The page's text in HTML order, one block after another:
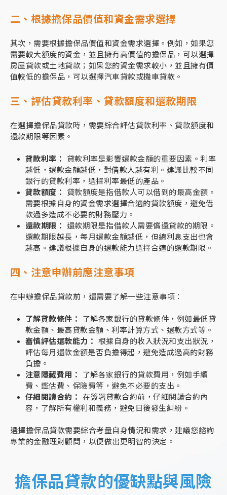
二、根據擔保品價值和資金需求選擇
其次，需要根據擔保品價值和資金需求選擇。例如，如果您
需要較大額度的資金，並且擁有高價值的擔保品，可以選擇
房屋貸款或土地貸款；如果您的資金需求較小，並且擁有價
值較低的擔保品，可以選擇汽車貸款或機車貸款。
三、評估貸款利率、貸款額度和還款期限
在選擇擔保品貸款時，需要綜合評估貸款利率、貸款額度和
還款期限等因素。
貸款利率：
貸款利率是影響還款金額的重要因素。利率
越低，還款金額越低，對借款人越有利。建議比較不同
銀行的貸款利率，選擇利率最低的產品。
貸款額度：
貸款額度是指借款人可以借到的最高金額。
需要根據自身的資金需求選擇合適的貸款額度，避免借
款過多造成不必要的財務壓力。
還款期限：
還款期限是指借款人需要償還貸款的期限。
還款期限越長，每月還款金額越低，但總利息支出也會
越高。建議根據自身的還款能力選擇合適的還款期限。
四、注意申辦前應注意事項
在申辦擔保品貸款前，還需要了解一些注意事項：
了解貸款條件：
了解各家銀行的貸款條件，例如最低貸
款金額、最高貸款金額、利率計算方式、還款方式等。
審慎評估還款能力：
根據自身的收入狀況和支出狀況，
評估每月還款金額是否負擔得起，避免造成過高的財務
負擔。
注意隱藏費用：
了解各家銀行的貸款費用，例如手續
費、鑑估費、保險費等，避免不必要的支出。
仔細閱讀合約：
在簽署貸款合約前，仔細閱讀合約內
容，了解所有權利和義務，避免日後發生糾紛。
選擇擔保品貸款需要綜合考量自身情況和需求，建議您諮詢
專業的金融理財顧問，以便做出更明智的決定。
擔保品貸款的優缺點與風險